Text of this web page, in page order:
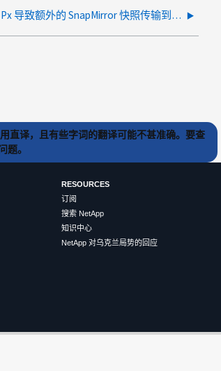
升级 ONTAP 9.15.1Px 导致额外的 SnapMirror 快照传输到目标
直译，且有些字词的翻译可能不甚准确。要查
题。
RESOURCES
订阅
搜索 NetApp
知识中心
NetApp 对乌克兰局势的回应